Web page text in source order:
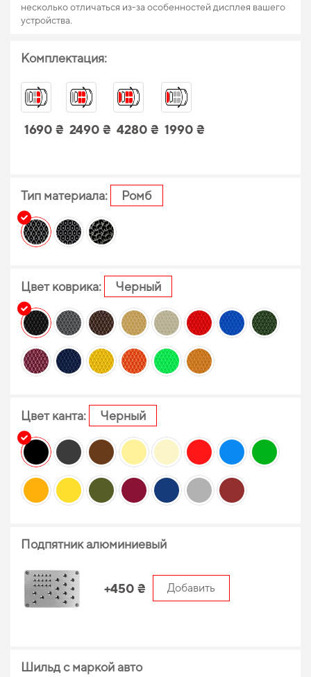
несколько отличаться из-за особенностей дисплея вашего
устройства.
Комплектация:
1690 ₴ 2490 ₴ 4280 ₴ 1990 ₴
Тип материала: Ромб
Цвет коврика: Черный
Цвет канта: Черный
Подпятник алюминиевый
+450 ₴ Добавить
Шильд с маркой авто